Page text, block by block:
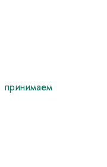
принимаем